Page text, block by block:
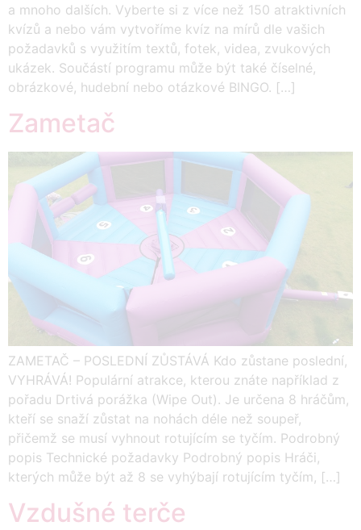
a mnoho dalších. Vyberte si z více než 150 atraktivních
kvízů a nebo vám vytvoříme kvíz na mírů dle vašich
požadavků s využitím textů, fotek, videa, zvukových
ukázek. Součástí programu může být také číselné,
obrázkové, hudební nebo otázkové BINGO. […]
Zametač
ZAMETAČ – POSLEDNÍ ZŮSTÁVÁ Kdo zůstane poslední,
VYHRÁVÁ! Populární atrakce, kterou znáte například z
pořadu Drtivá porážka (Wipe Out). Je určena 8 hráčům,
kteří se snaží zůstat na nohách déle než soupeř,
přičemž se musí vyhnout rotujícím se tyčím. Podrobný
popis Technické požadavky Podrobný popis Hráči,
kterých může být až 8 se vyhýbají rotujícím tyčím, […]
Vzdušné terče